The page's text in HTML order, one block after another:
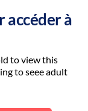
accéder à
to view this
to seee adult
un mélange
les amateurs